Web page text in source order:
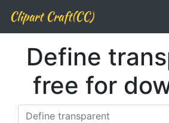
Clipart Craft(CC)
Define
free for